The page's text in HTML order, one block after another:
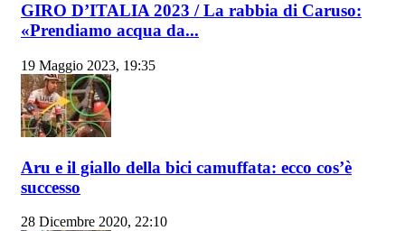
GIRO D’ITALIA 2023 / La rabbia di Caruso:
«Prendiamo acqua da...
19 Maggio 2023, 19:35
Aru e il giallo della bici camuffata: ecco cos’è
successo
28 Dicembre 2020, 22:10